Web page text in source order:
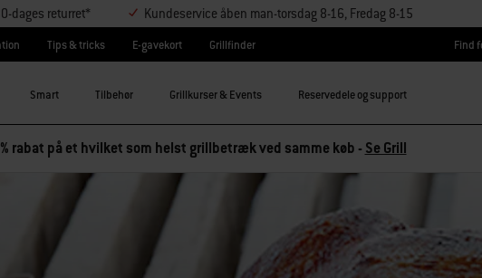
dages returret* Kundeservice åben man-torsdag 8-16, Fredag 8-15
Tips & tricks E-gavekort Grillfinder Find
Smart Tilbehør Grillkurser & Events Reservedele og support
rabat på et hvilket som helst grillbetræk ved samme køb - Se Grill